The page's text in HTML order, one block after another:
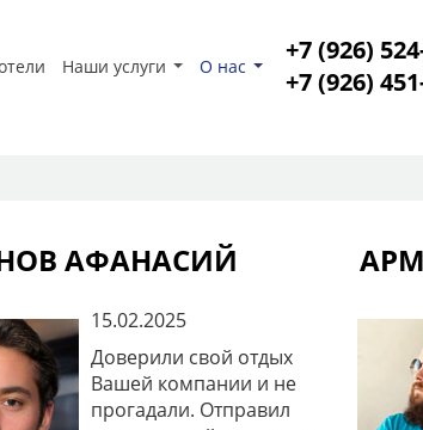
Наши услуги О нас
+7 (926)
+7 (926)
АФАНАСИЙ
15.02.2025
Доверили свой отдых
Вашей компании и не
прогадали. Отправил